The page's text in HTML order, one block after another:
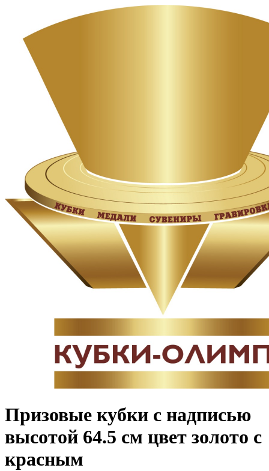
Призовые кубки с надписью
высотой 64.5 см цвет золото с
красным